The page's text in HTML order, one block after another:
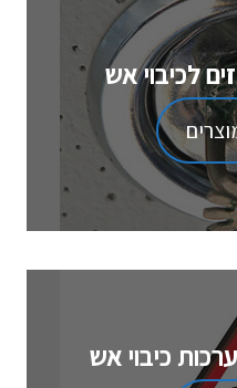
לכיבוי אש
כיבוי אש